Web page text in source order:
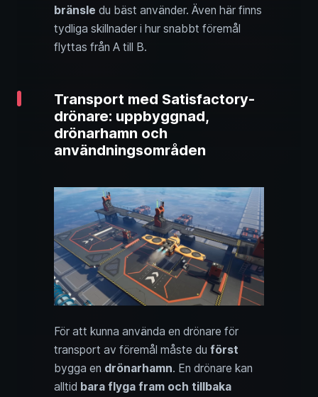
bränsle du bäst använder. Även här finns
tydliga skillnader i hur snabbt föremål
flyttas från A till B.
Transport med Satisfactory-
drönare: uppbyggnad,
drönarhamn och
användningsområden
För att kunna använda en drönare för
transport av föremål måste du först
bygga en drönarhamn. En drönare kan
alltid bara flyga fram och tillbaka